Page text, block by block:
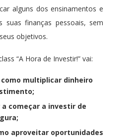
alguns dos ensinamentos e
suas finanças pessoais, sem
objetivos.
“A Hora de Investir!” vai:
como multiplicar dinheiro
começar a investir de
aproveitar oportunidades